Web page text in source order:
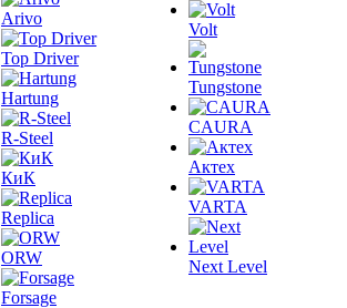
Arivo
Top Driver
Hartung
R-Steel
КиК
Replica
ORW
Forsage
Volt
Tungstone
CAURA
Актех
VARTA
Next Level